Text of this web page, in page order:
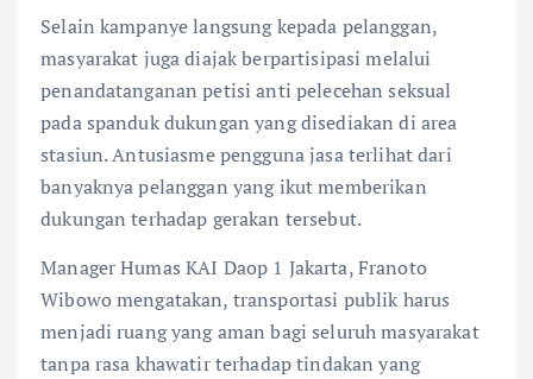
Selain kampanye langsung kepada pelanggan,
masyarakat juga diajak berpartisipasi melalui
penandatanganan petisi anti pelecehan seksual
pada spanduk dukungan yang disediakan di area
stasiun. Antusiasme pengguna jasa terlihat dari
banyaknya pelanggan yang ikut memberikan
dukungan terhadap gerakan tersebut.
Manager Humas KAI Daop 1 Jakarta, Franoto
Wibowo mengatakan, transportasi publik harus
menjadi ruang yang aman bagi seluruh masyarakat
tanpa rasa khawatir terhadap tindakan yang